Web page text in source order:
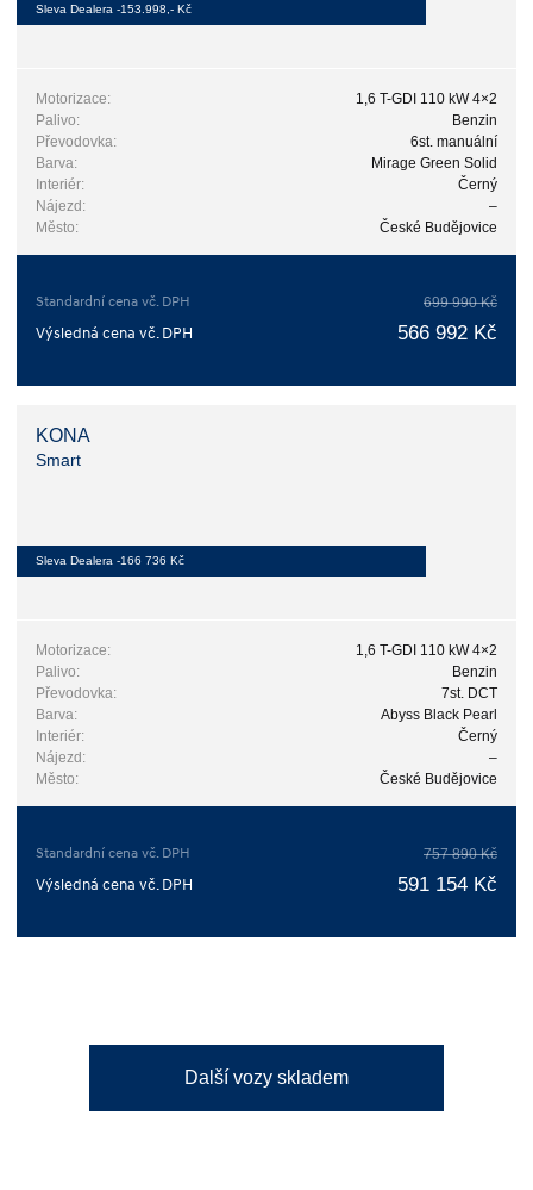
Sleva Dealera -153.998,- Kč
Motorizace:
1,6 T-GDI 110 kW 4×2
Palivo:
Benzin
Převodovka:
6st. manuální
Barva:
Mirage Green Solid
Interiér:
Černý
Nájezd:
–
Město:
České Budějovice
Standardní cena vč. DPH 699 990 Kč
Výsledná cena vč. DPH 566 992 Kč
KONA
Smart
Sleva Dealera -166 736 Kč
Motorizace:
1,6 T-GDI 110 kW 4×2
Palivo:
Benzin
Převodovka:
7st. DCT
Barva:
Abyss Black Pearl
Interiér:
Černý
Nájezd:
–
Město:
České Budějovice
Standardní cena vč. DPH 757 890 Kč
Výsledná cena vč. DPH 591 154 Kč
Další vozy skladem